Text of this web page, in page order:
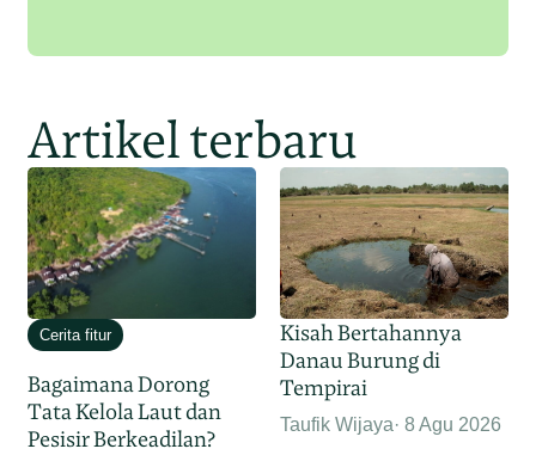
Artikel terbaru
Cerita fitur
Bagaimana Dorong
Tata Kelola Laut dan
Pesisir Berkeadilan?
Kisah Bertahannya
Danau Burung di
Tempirai
Taufik Wijaya 8 Agu 2026